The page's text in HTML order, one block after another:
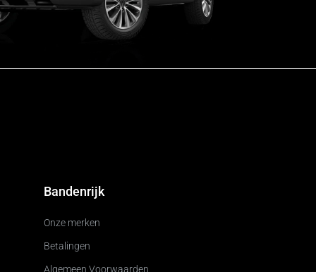
Bandenrijk
Onze merken
Betalingen
Algemeen Voorwaarden